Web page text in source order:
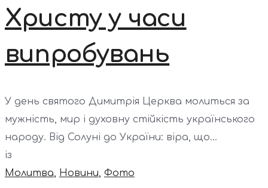
Христу у часи
випробувань
У день святого Димитрія Церква молиться за
мужність, мир і духовну стійкість українського
народу. Від Солуні до України: віра, що...
із
Молитва
Новини Фото